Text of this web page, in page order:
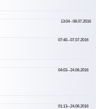
13:04--08.07.2016
07:40--07.07.2016
04:03--24.06.2016
01:13--24.06.2016